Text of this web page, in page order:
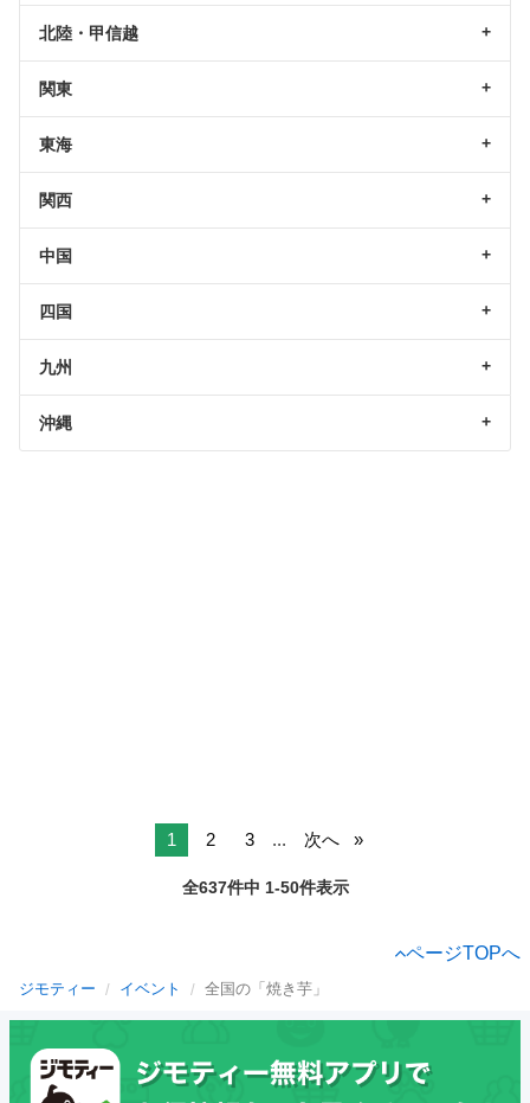
北陸・甲信越
関東
東海
関西
中国
四国
九州
沖縄
1 2 3 ... 次へ
全637件中 1-50件表示
ページTOPへ
ジモティー イベント 全国の「焼き芋」